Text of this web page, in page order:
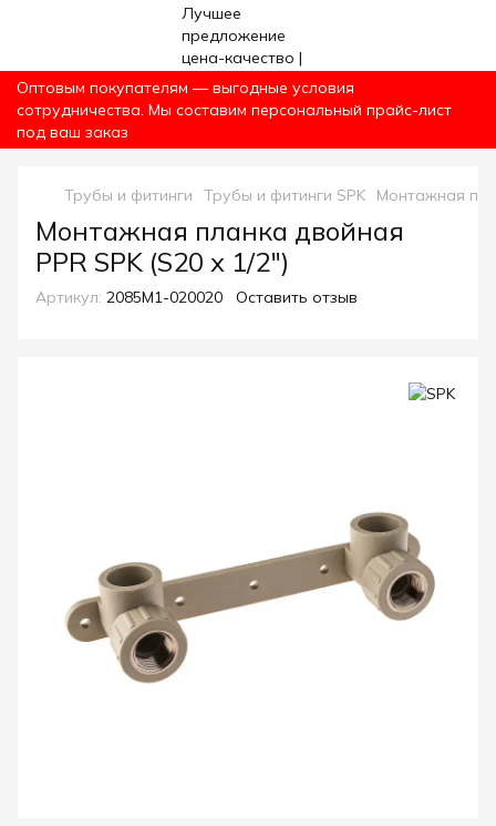
Оптовым покупателям — выгодные условия
сотрудничества. Мы составим персональный прайс-лист
под ваш заказ
Трубы и фитинги Трубы и фитинги SPK Монтажная
Монтажная планка двойная
PPR SPK (S20 х 1/2")
Артикул: 2085M1-020020 Оставить отзыв